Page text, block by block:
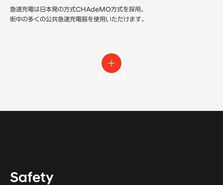
急速充電は日本発の方式CHAdeMO方式を採用。
街中の多くの公共急速充電器を使用いただけます。
Safety